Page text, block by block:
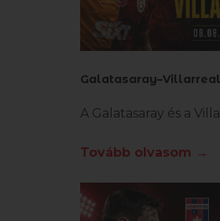
A Galatasaray és a
Tovább olvasom →